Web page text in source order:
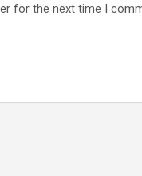
for the next time I